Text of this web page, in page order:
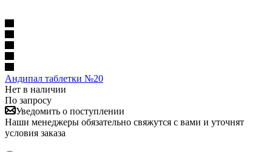
Андипал таблетки №20
Нет в наличии
По запросу
Уведомить о поступлении
Наши менеджеры обязательно свяжутся с вами и уточнят
условия заказа